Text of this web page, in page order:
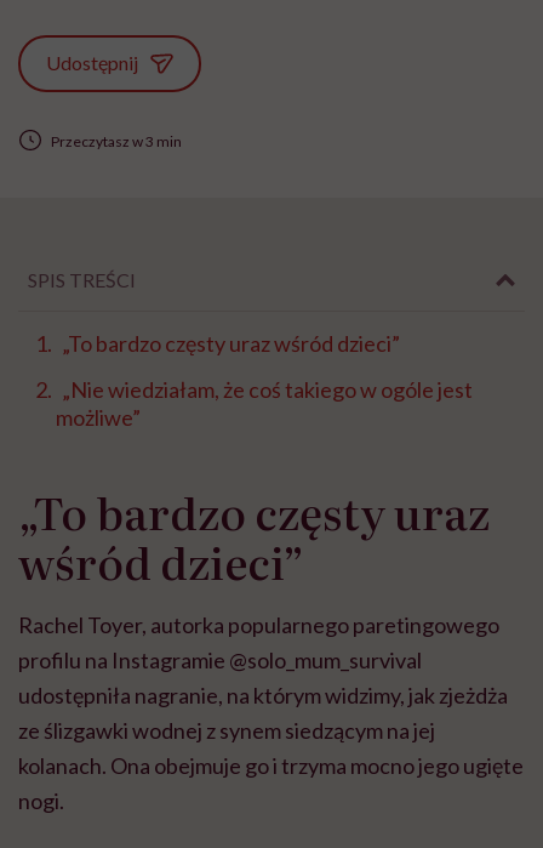
Udostępnij
Przeczytasz w 3 min
SPIS TREŚCI
„To bardzo częsty uraz wśród dzieci”
„Nie wiedziałam, że coś takiego w ogóle jest
możliwe”
„To bardzo częsty uraz
wśród dzieci”
Rachel Toyer, autorka popularnego paretingowego
profilu na Instagramie @solo_mum_survival
udostępniła nagranie, na którym widzimy, jak zjeżdża
ze ślizgawki wodnej z synem siedzącym na jej
kolanach. Ona obejmuje go i trzyma mocno jego ugięte
nogi.